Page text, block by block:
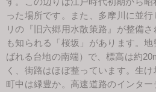
った場所です。また、多摩川に並
リの『旧六郷用水散策路』が整備
も知られる「桜坂」があります。
ばれる台地の南端）で、標高は約
く、街路はほぼ整っています。生け
町中は緑豊か。高速道路のインタ